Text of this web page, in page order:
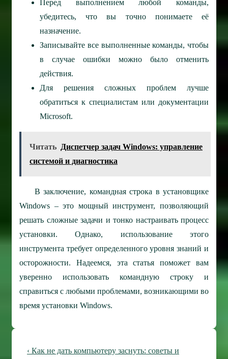
Перед выполнением любой команды,
убедитесь, что вы точно понимаете её
назначение.
Записывайте все выполненные команды, чтобы
в случае ошибки можно было отменить
действия.
Для решения сложных проблем лучше
обратиться к специалистам или документации
Microsoft.
Читать Диспетчер задач Windows: управление
системой и диагностика
В заключение, командная строка в установщике
Windows – это мощный инструмент, позволяющий
решать сложные задачи и тонко настраивать процесс
установки. Однако, использование этого
инструмента требует определенного уровня знаний и
осторожности. Надеемся, эта статья поможет вам
уверенно использовать командную строку и
справиться с любыми проблемами, возникающими во
время установки Windows.
Навигация
Предыдущая
‹ Как не дать компьютеру заснуть: советы и